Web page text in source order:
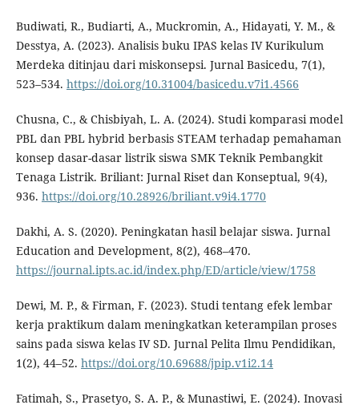
Budiwati, R., Budiarti, A., Muckromin, A., Hidayati, Y. M., &
Desstya, A. (2023). Analisis buku IPAS kelas IV Kurikulum
Merdeka ditinjau dari miskonsepsi. Jurnal Basicedu, 7(1),
523–534. https://doi.org/10.31004/basicedu.v7i1.4566
Chusna, C., & Chisbiyah, L. A. (2024). Studi komparasi model
PBL dan PBL hybrid berbasis STEAM terhadap pemahaman
konsep dasar-dasar listrik siswa SMK Teknik Pembangkit
Tenaga Listrik. Briliant: Jurnal Riset dan Konseptual, 9(4),
936. https://doi.org/10.28926/briliant.v9i4.1770
Dakhi, A. S. (2020). Peningkatan hasil belajar siswa. Jurnal
Education and Development, 8(2), 468–470.
https://journal.ipts.ac.id/index.php/ED/article/view/1758
Dewi, M. P., & Firman, F. (2023). Studi tentang efek lembar
kerja praktikum dalam meningkatkan keterampilan proses
sains pada siswa kelas IV SD. Jurnal Pelita Ilmu Pendidikan,
1(2), 44–52. https://doi.org/10.69688/jpip.v1i2.14
Fatimah, S., Prasetyo, S. A. P., & Munastiwi, E. (2024). Inovasi